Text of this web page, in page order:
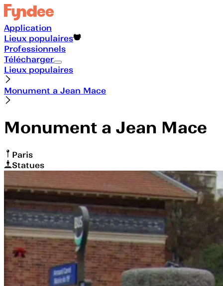
Application
Lieux populaires
Professionnels
Télécharger
Lieux populaires
Monument a Jean Mace
Monument a Jean Mace
Paris
Statues